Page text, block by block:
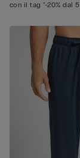
con il tag "-20% dal